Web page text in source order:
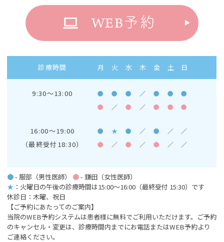
WEB予約
診療時間 月 火 水 木 金 土 日
9:30～13:00 ● ● ● ／ ● ●
●
●
／ ● ／ ● ● ●
16:00～19:00 ● ★ ● ／ ● ／ ／
（最終受付18:30） ● ／ ● ／ ● ／ ／
●- 服部（男性医師） ●- 鎌田（女性医師）
★ ：火曜日の午後の診療時間は15:00～16:00 （最終受付 15:30）です
休診日：木曜、祝日
【ご予約にあたってのご案内】
当院のWEB予約システムは患者様に無料でご利用いただけます。ご予約
のキャンセル・変更は、診療時間内までにお電話またはWEB予約より
ご連絡ください。